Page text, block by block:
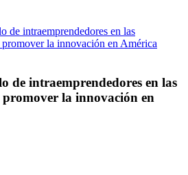
de intraemprendedores en las
la innovación en América
de intraemprendedores en las
la innovación en